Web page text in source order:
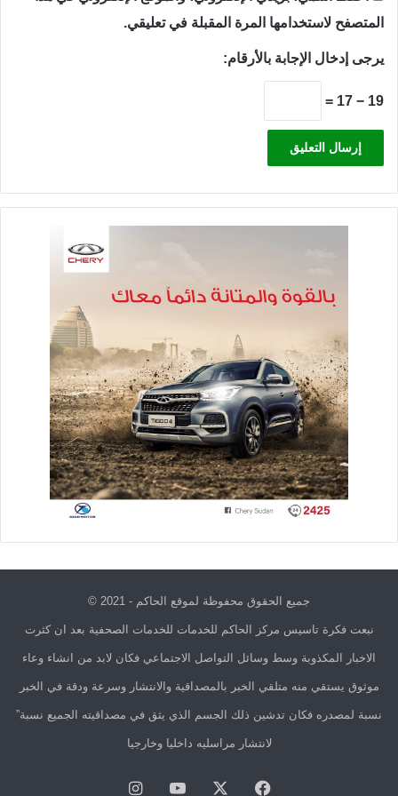
المتصفح لاستخدامها المرة المقبلة في تعليقي.
يرجى إدخال الإجابة بالأرقام:
19 − 17 =
جميع الحقوق محفوظة لموقع الحاكم - 2021 ©
نبعت فكرة تاسيس مركز الحاكم للخدمات للخدمات الصحفية بعد ان كثرت
الاخبار المكذوبة وسط وسائل التواصل الاجتماعي فكان لابد من انشاء وعاء
موثوق يستقي منه متلقي الخبر بالمصداقية والانتشار وسرعة ودقة في الخبر
نسبة لمصدره فكان تدشين ذلك الجسم الذي يثق في مصداقيته الجميع نسبة”
لانتشار مراسليه داخليا وخارجيا
فيسبوك يوتيوبانستقرام